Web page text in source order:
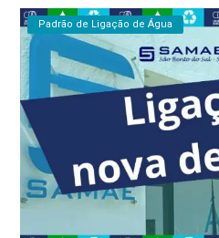
Água
Comercial
Edital
Esgoto
Institucional
Padrão de Ligação de Água